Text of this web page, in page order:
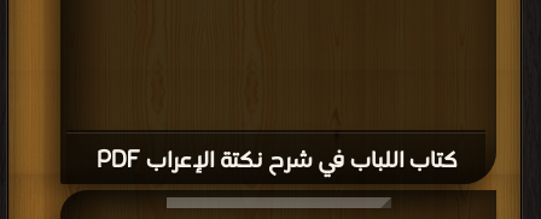
كتاب اللباب في شرح نكتة الإعراب PDF